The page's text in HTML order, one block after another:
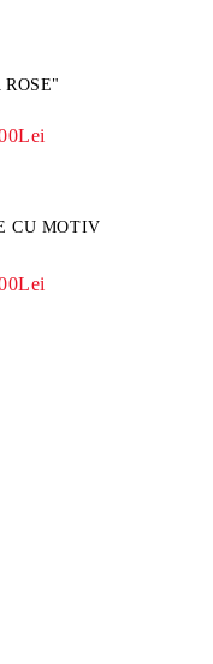
ROSE"
CU MOTIV